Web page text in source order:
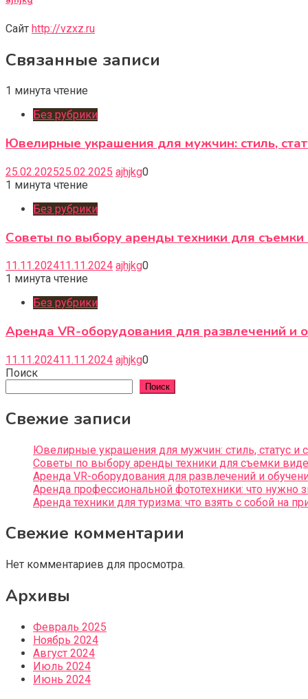
Сайт http://vzxz.ru
Связанные записи
1 минута чтение
Без рубрики
Ювелирные украшения для мужчин: стиль,
25.02.202525.02.2025 ajhjkg0
1 минута чтение
Без рубрики
Советы по выбору аренды техники для съемки
11.11.202411.11.2024 ajhjkg0
1 минута чтение
Без рубрики
Аренда VR-оборудования для развлечений и
11.11.202411.11.2024 ajhjkg0
Поиск
Поиск
Свежие записи
Ювелирные украшения для мужчин: стиль, статус
Советы по выбору аренды техники для съемки
Аренда VR-оборудования для развлечений и
Аренда профессиональной фототехники: что нужно
Аренда техники для туризма: что взять с собой на
Свежие комментарии
Нет комментариев для просмотра.
Архивы
Февраль 2025
Ноябрь 2024
Август 2024
Июль 2024
Июнь 2024